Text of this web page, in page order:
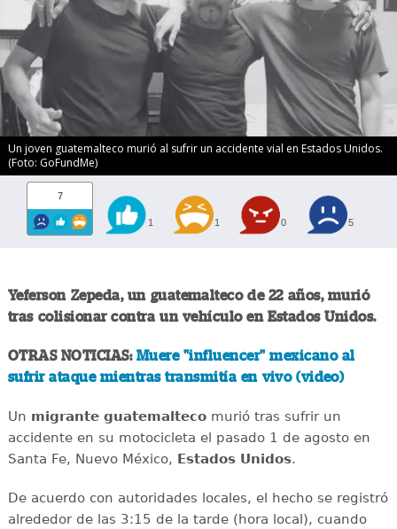
Un joven guatemalteco murió al sufrir un accidente vial en Estados Unidos.
(Foto: GoFundMe)
7
1 1 0 5
Yeferson Zepeda, un guatemalteco de 22 años, murió
tras colisionar contra un vehículo en Estados Unidos.
OTRAS NOTICIAS: Muere "influencer" mexicano al
sufrir ataque mientras transmitía en vivo (video)
Un migrante guatemaltecomurió tras sufrir un
accidente en su motocicleta el pasado 1 de agosto en
Santa Fe, Nuevo México, Estados Unidos.
De acuerdo con autoridades locales, el hecho se registró
alrededor de las 3:15 de la tarde (hora local), cuando